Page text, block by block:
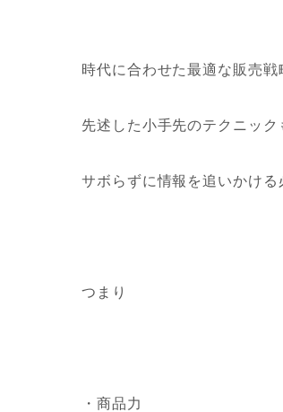
時代に合わせた最適な販売戦
先述した小手先のテクニッ
サボらずに情報を追いかける
つまり
・商品力